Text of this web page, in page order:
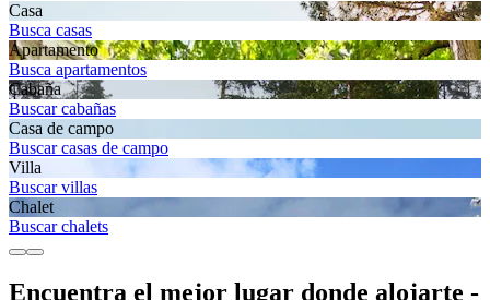
Casa
Busca casas
Apartamento
Busca apartamentos
Cabaña
Buscar cabañas
Casa de campo
Buscar casas de campo
Villa
Buscar villas
Chalet
Buscar chalets
Encuentra el mejor lugar donde alojarte -